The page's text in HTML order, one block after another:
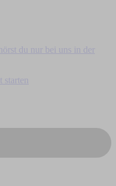
du nur bei uns in der